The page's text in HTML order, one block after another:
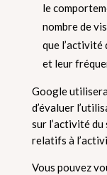
le
nombre de
que
et leur
Google
d’évaluer
sur l’activité
relatifs à
Vous pouvez